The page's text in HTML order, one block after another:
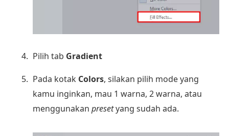
Pilih tab Gradient
Pada kotak Colors, silakan pilih mode yang
kamu inginkan, mau 1 warna, 2 warna, atau
menggunakan presetyang sudah ada.